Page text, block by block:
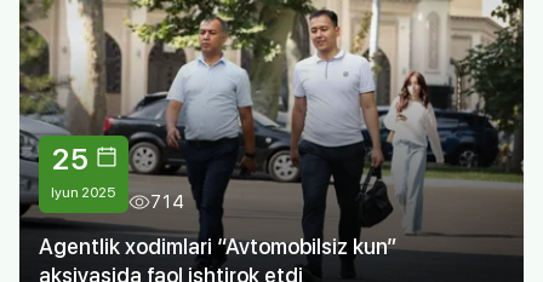
25
Iyun 2025 714
Agentlik xodimlari “Avtomobilsiz kun”
aksiyasida faol ishtirok etdi